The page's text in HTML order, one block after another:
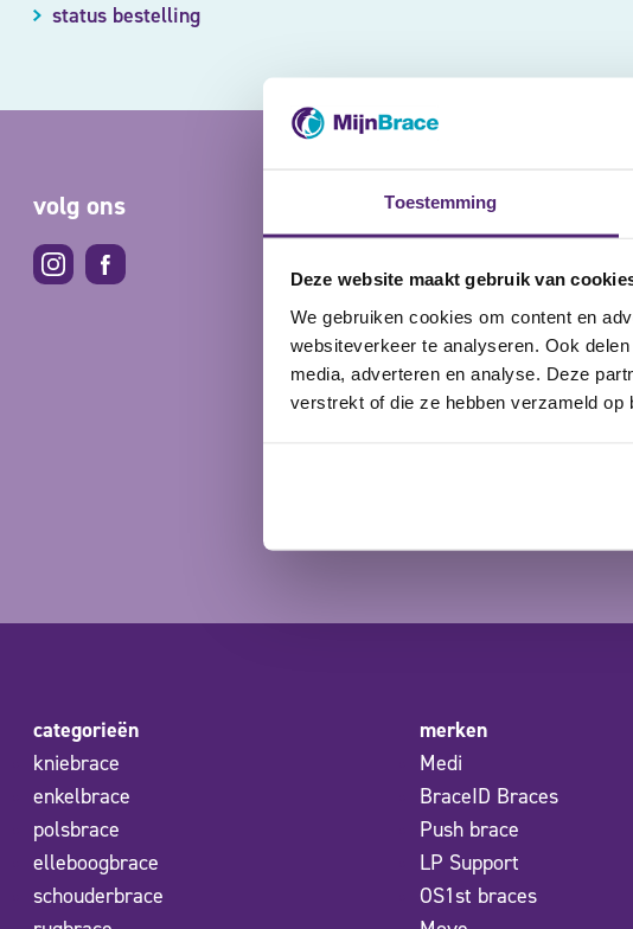
Toestemming
Deze website maakt gebruik van
We gebruiken cookies om content en
websiteverkeer te analyseren. Ook
media, adverteren en analyse. Deze
verstrekt of die ze hebben verzameld
status bestelling
volg ons Makkelijk betalen
categorieën
kniebrace
enkelbrace
polsbrace
elleboogbrace
schouderbrace
merken
Medi
BraceID Braces
Push brace
LP Support
OS1st braces